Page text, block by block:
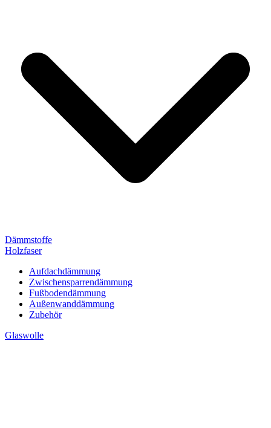
Dämmstoffe
Holzfaser
Aufdachdämmung
Zwischensparrendämmung
Fußbodendämmung
Außenwanddämmung
Zubehör
Glaswolle